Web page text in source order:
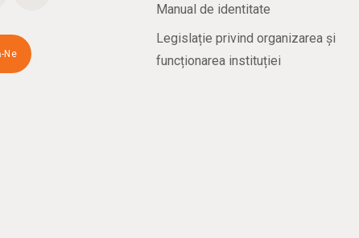
Ne
Manual de identitate
Legislație privind organizarea și
funcționarea instituției